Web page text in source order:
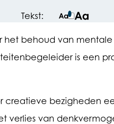
Tekst: Normale tekstgrote
Grotere
het behoud van mentale
is een
creatieve bezigheden
verlies van